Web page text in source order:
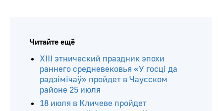
Читайте ещё
ХIII этнический праздник эпохи
раннего средневековья «У госці да
радзімічаў» пройдет в Чаусском
районе 25 июля
18 июля в Кличеве пройдет